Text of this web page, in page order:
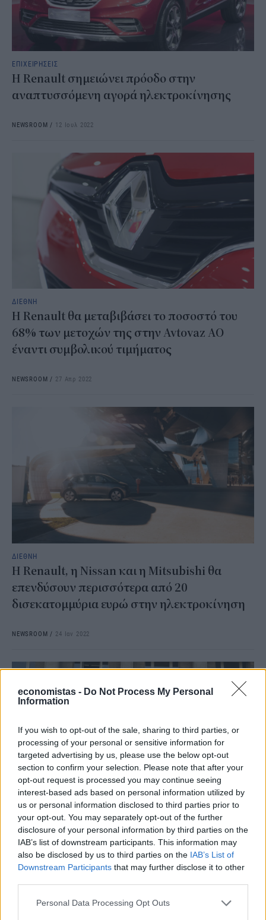
economistas - Do Not Process My Personal
Information
If you wish to opt-out of the sale, sharing to third parties, or
processing of your personal or sensitive information for
targeted advertising by us, please use the below opt-out
section to confirm your selection. Please note that after your
opt-out request is processed you may continue seeing
interest-based ads based on personal information utilized by
us or personal information disclosed to third parties prior to
your opt-out. You may separately opt-out of the further
disclosure of your personal information by third parties on the
IAB’s list of downstream participants. This information may
also be disclosed by us to third parties on the IAB’s List of
Downstream Participants that may further disclose it to other
Personal Data Processing Opt Outs
ΕΠΙΧΕΙΡΗΣΕΙΣ
Η Renault σημειώνει πρόοδο στην
αναπτυσσόμενη αγορά ηλεκτροκίνησης
NEWSROOM / 12 Ιουλ 2022
ΔΙΕΘΝΗ
Η Renault θα μεταβιβάσει το ποσοστό του
68% των μετοχών της στην Avtovaz AO
έναντι συμβολικού τιμήματος
NEWSROOM / 27 Απρ 2022
ΔΙΕΘΝΗ
Η Renault, η Nissan και η Mitsubishi θα
επενδύσουν περισσότερα από 20
δισεκατομμύρια ευρώ στην ηλεκτροκίνηση
NEWSROOM / 24 Ιαν 2022
ΕΠΙΧΕΙΡΗΣΕΙΣ
Daimler: Πούλησε το ποσοστό που κατείχε
στην Renault
NEWSROOM/11 Νοε 2021